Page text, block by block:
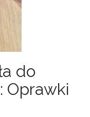
do
Oprawki